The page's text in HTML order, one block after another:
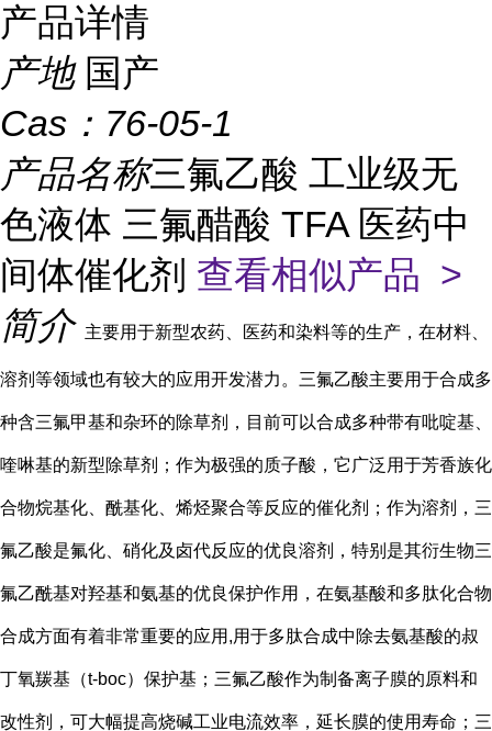
产品详情
产地 国产
Cas： 76-05-1
产品名称三氟乙酸 工业级无
色液体 三氟醋酸 TFA 医药中
间体催化剂 查看相似产品 >
简介 主要用于新型农药、医药和染料等的生产，在材料、
溶剂等领域也有较大的应用开发潜力。三氟乙酸主要用于合成多
种含三氟甲基和杂环的除草剂，目前可以合成多种带有吡啶基、
喹啉基的新型除草剂；作为极强的质子酸，它广泛用于芳香族化
合物烷基化、酰基化、烯烃聚合等反应的催化剂；作为溶剂，三
氟乙酸是氟化、硝化及卤代反应的优良溶剂，特别是其衍生物三
氟乙酰基对羟基和氨基的优良保护作用，在氨基酸和多肽化合物
合成方面有着非常重要的应用,用于多肽合成中除去氨基酸的叔
丁氧羰基（t-boc）保护基；三氟乙酸作为制备离子膜的原料和
改性剂，可大幅提高烧碱工业电流效率，延长膜的使用寿命；三